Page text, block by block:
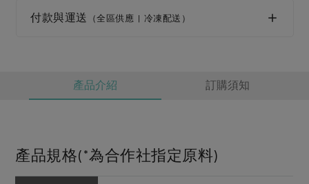
付款與運送 （全區供應 | 冷凍配送）
產品介紹 訂購須知
產品規格(*為合作社指定原料)